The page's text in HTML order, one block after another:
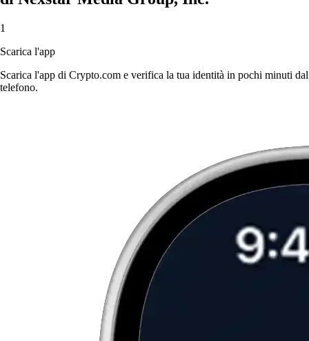
1
Scarica l'app
Scarica l'app di Crypto.com e verifica la tua identità in pochi minuti dal
telefono.